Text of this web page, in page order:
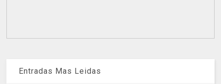
Entradas Mas Leidas